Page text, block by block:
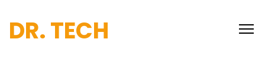
DR. TECH